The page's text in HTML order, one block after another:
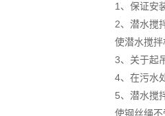
1、保证安
2、潜水搅
使潜水搅
3、关于起
4、在污水
5、潜水搅
使钢丝绳